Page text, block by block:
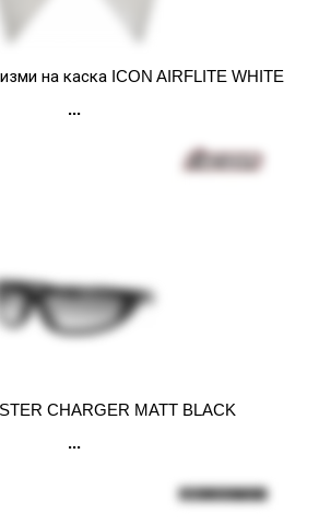
на каска ICON AIRFLITE WHITE
CHARGER MATT BLACK